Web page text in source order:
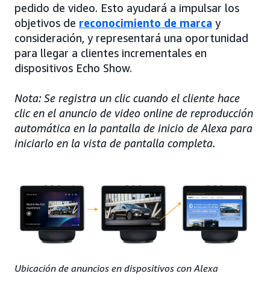
pedido de video. Esto ayudará a impulsar los
objetivos de reconocimiento de marca y
consideración, y representará una oportunidad
para llegar a clientes incrementales en
dispositivos Echo Show.
Nota: Se registra un clic cuando el cliente hace
clic en el anuncio de video online de reproducción
automática en la pantalla de inicio de Alexa para
iniciarlo en la vista de pantalla completa.
Ubicación de anuncios en dispositivos con Alexa